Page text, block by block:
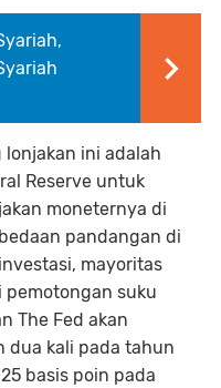
ini adalah
Reserve untuk
moneternya di
pandangan di
mayoritas
pemotongan suku
The Fed akan
dua kali pada tahun
basis poin pada